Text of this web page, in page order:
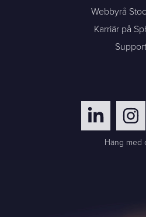
Webbyrå
Karriär på
Support
Häng med